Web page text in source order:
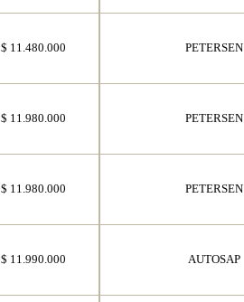
$ 11.480.000 PETERSEN
$ 11.980.000 PETERSEN
$ 11.980.000 PETERSEN
$ 11.990.000 AUTOSAP